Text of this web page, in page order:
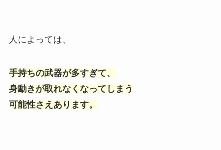
人によっては、
手持ちの武器が多すぎて、
身動きが取れなくなってしまう
可能性さえあります。